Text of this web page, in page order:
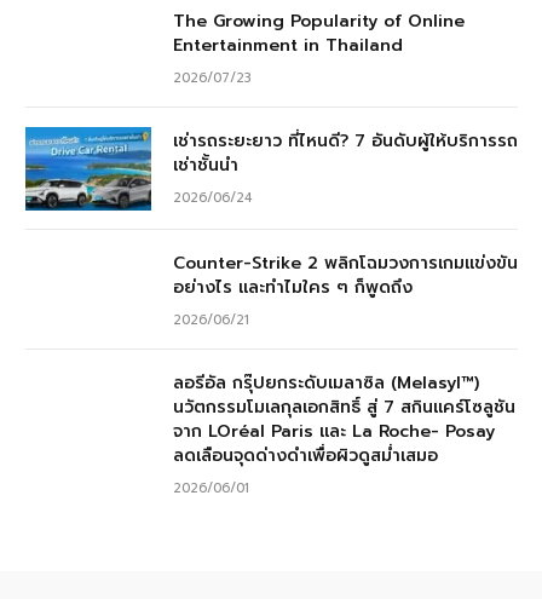
The Growing Popularity of Online
Entertainment in Thailand
2026/07/23
เช่ารถระยะยาว ที่ไหนดี? 7 อันดับผู้ให้บริการรถ
เช่าชั้นนำ
2026/06/24
Counter-Strike 2 พลิกโฉมวงการเกมแข่งขัน
อย่างไร และทำไมใคร ๆ ก็พูดถึง
2026/06/21
ลอรีอัล กรุ๊ปยกระดับเมลาซิล (Melasyl™)
นวัตกรรมโมเลกุลเอกสิทธิ์ สู่ 7 สกินแคร์โซลูชัน
จาก LOréal Paris และ La Roche- Posay
ลดเลือนจุดด่างดำเพื่อผิวดูสม่ำเสมอ
2026/06/01